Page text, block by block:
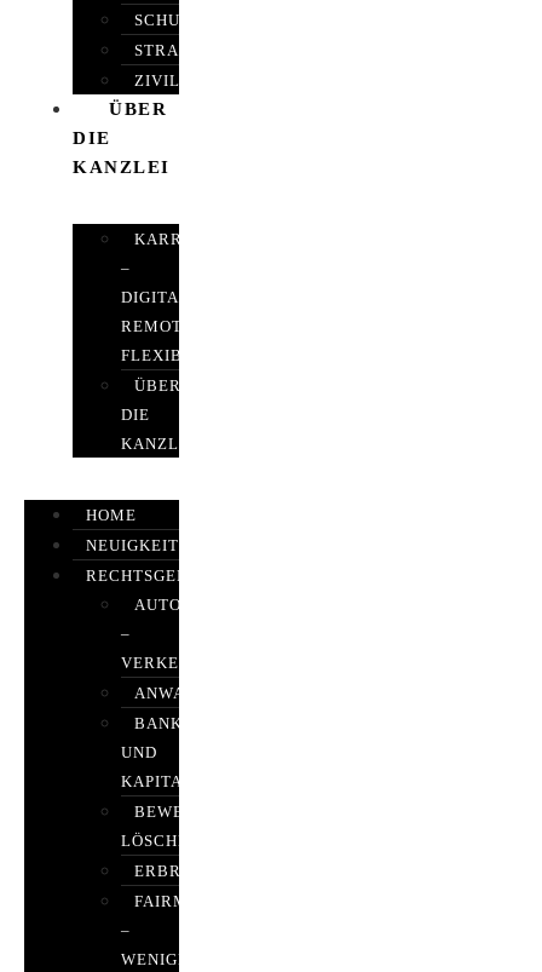
SCHUFARECHT
STRAFRECHT
ZIVILRECHT
ÜBER
DIE
KANZLEI
KARRIERE
–
DIGITAL,
REMOTE,
FLEXIBEL
ÜBER
DIE
KANZLEI
HOME
NEUIGKEITEN
RECHTSGEBIETE
AUTOBETRUG
–
VERKEHRSRECHT
ANWALTSHAFTUNGSRECHT
BANK-
UND
KAPITALMARKTRECHT
BEWERTUNGEN
LÖSCHEN
ERBRECHT
FAIRMIETEN
–
WENIGER